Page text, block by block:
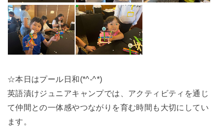
☆本日はプール日和(*^-^*)
英語漬けジュニアキャンプでは、アクティビティを通じ
て仲間との一体感やつながりを育む時間も大切にしてい
ます。